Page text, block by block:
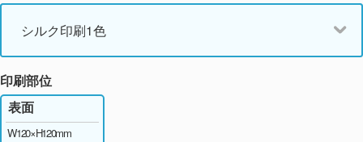
シルク印刷1色
印刷部位
表面
W120×H120mm